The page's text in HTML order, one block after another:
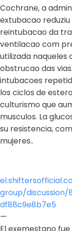
Cochrane, a
extubacao
reintubacao da
ventilacao com
utilizada
obstrucao das
intubacoes
los ciclos de
culturismo que
musculos. La
su resistencia,
mujeres..
group/
df88c9e8b7e5
—